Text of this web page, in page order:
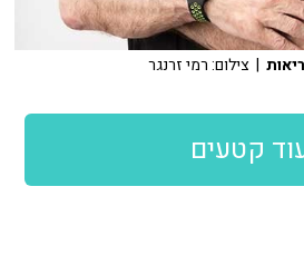
| צילום: רמי זרנגר
קטעים